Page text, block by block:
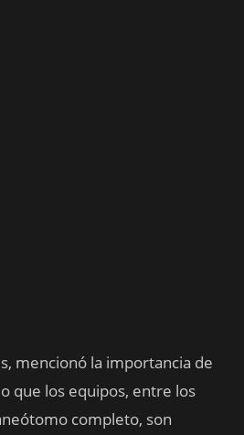
mencionó la importancia de
que los equipos, entre los
completo, son